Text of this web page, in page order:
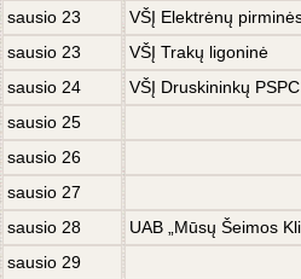
sausio 23
VŠĮ Elektrėnų
sausio 23
VŠĮ Trakų ligoninė
sausio 24
VŠĮ Druskininkų PSPC
sausio 25
sausio 26
sausio 27
sausio 28
UAB „Mūsų Šeimos
sausio 29